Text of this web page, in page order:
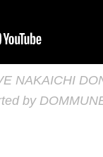
NAKAICHI
by